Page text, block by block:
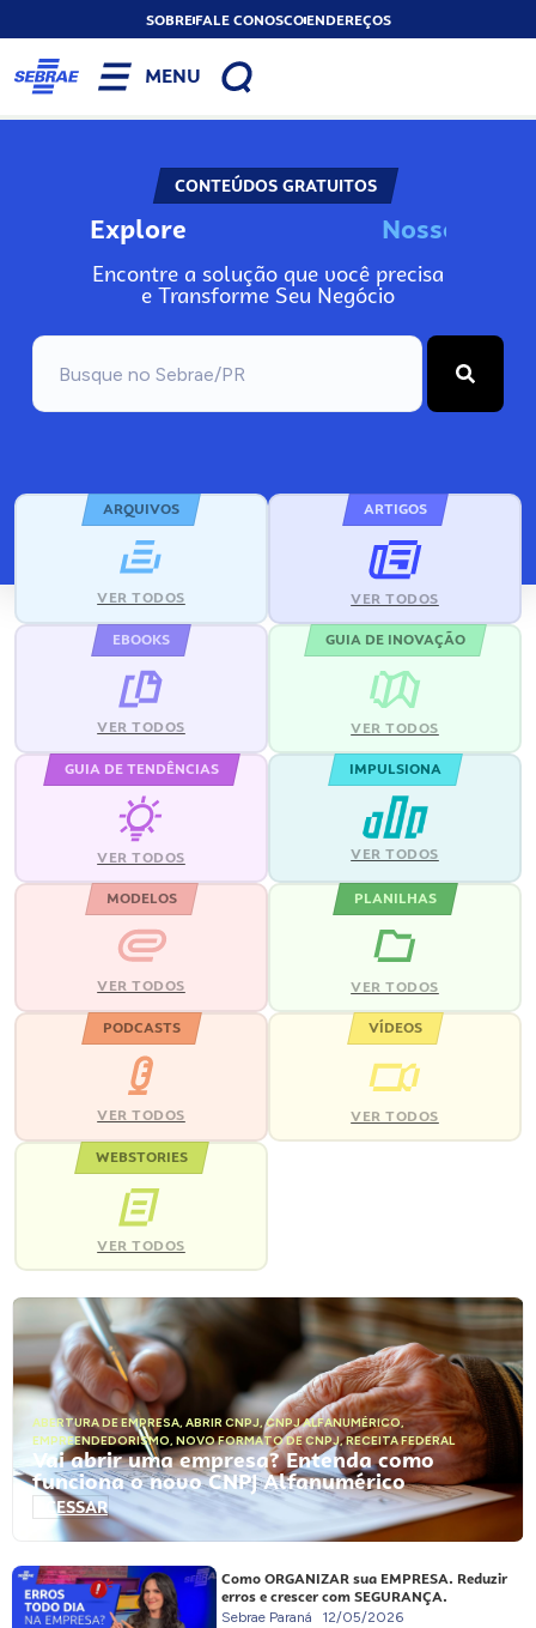
SOBREFALE CONOSCOENDEREÇOS
MENU
CONTEÚDOS GRATUITOS
Explore Nosso
Encontre a solução que você precisa
e Transforme Seu Negócio
ARQUIVOS
VER TODOS
ARTIGOS
VER TODOS
EBOOKS
VER TODOS
GUIA DE INOVAÇÃO
VER TODOS
GUIA DE TENDÊNCIAS
VER TODOS
IMPULSIONA
VER TODOS
MODELOS
VER TODOS
PLANILHAS
VER TODOS
PODCASTS
VER TODOS
VÍDEOS
VER TODOS
WEBSTORIES
VER TODOS
ABERTURA DE EMPRESA, ABRIR CNPJ,CNPJ ALFANUMÉRICO,
EMPREENDEDORISMO, NOVO FORMATO DE CNPJ,RECEITA FEDERAL
Vai abrir uma empresa? Entenda como
funciona o novo CNPJ Alfanumérico
ACESSAR
Como ORGANIZAR sua EMPRESA. Reduzir
erros e crescer com SEGURANÇA.
Sebrae Paraná 12/05/2026